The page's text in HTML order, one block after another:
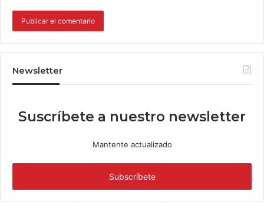
Newsletter
Suscríbete a nuestro newsletter
Mantente actualizado